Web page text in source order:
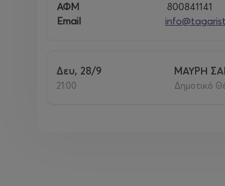
ΑΦΜ
800841141
Email
Δευ, 28/9
21:00
ΜΑΥΡΗ
Δημοτικό